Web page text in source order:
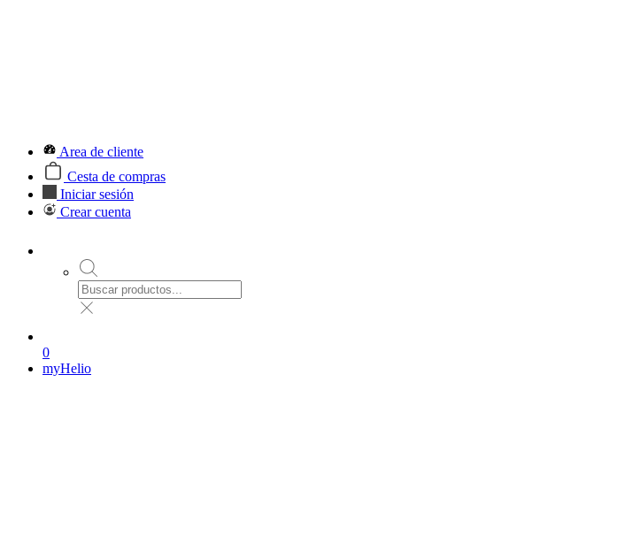
Area de cliente
Cesta de compras
Iniciar sesión
Crear cuenta
0
myHelio